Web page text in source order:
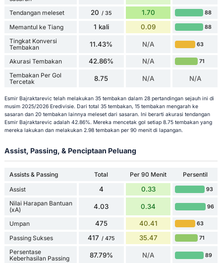
Tendangan meleset
20 / 35 1.70 88
Memantul ke Tiang 1 kali 0.09 88
Tingkat Konversi
Tembakan
11.43% N/A 63
Akurasi Tembakan 42.86% N/A 71
Tembakan Per Gol
Tercetak
8.75 N/A N/A
Esmir Bajraktarevic telah melakukan 35 tembakan dalam 28 pertandingan sejauh ini di
musim 2025/2026 Eredivisie. Dari total 35 tembakan, 15 tembakan mengarah ke
sasaran dan 20 tembakan lainnya meleset dari sasaran. Ini berarti akurasi tendangan
Esmir Bajraktarevic adalah 42.86%. Mereka mencetak gol setiap 8.75 tembakan yang
mereka lakukan dan melakukan 2.98 tembakan per 90 menit di lapangan.
Assist, Passing, & Penciptaan Peluang
Assists & Passing Total Per 90 Menit
Persentil
Assist
4 0.33 93
Nilai Harapan Bantuan
(xA)
4.03 0.34 96
Umpan 475 40.41 63
Passing Sukses 417 / 475 35.47 71
Persentase
Keberhasilan Passing
87.79% N/A 89